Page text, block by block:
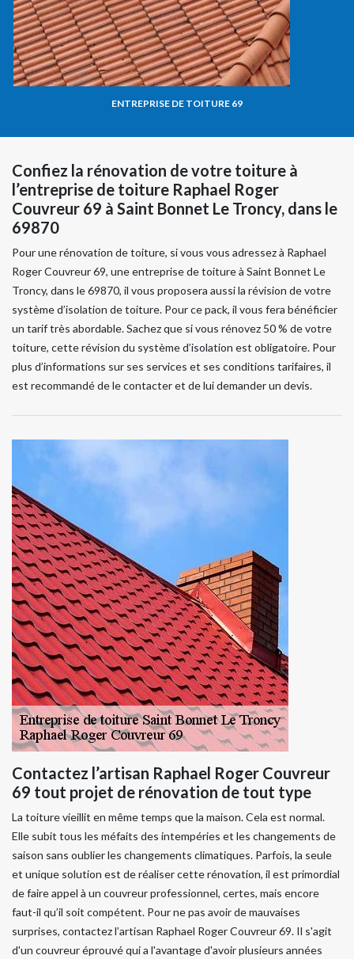
ENTREPRISE DE TOITURE 69
Confiez la rénovation de votre toiture à
l’entreprise de toiture Raphael Roger
Couvreur 69 à Saint Bonnet Le Troncy, dans le
69870
Pour une rénovation de toiture, si vous vous adressez à Raphael
Roger Couvreur 69, une entreprise de toiture à Saint Bonnet Le
Troncy, dans le 69870, il vous proposera aussi la révision de votre
système d’isolation de toiture. Pour ce pack, il vous fera bénéficier
un tarif très abordable. Sachez que si vous rénovez 50 % de votre
toiture, cette révision du système d’isolation est obligatoire. Pour
plus d’informations sur ses services et ses conditions tarifaires, il
est recommandé de le contacter et de lui demander un devis.
Contactez l’artisan Raphael Roger Couvreur
69 tout projet de rénovation de tout type
La toiture vieillit en même temps que la maison. Cela est normal.
Elle subit tous les méfaits des intempéries et les changements de
saison sans oublier les changements climatiques. Parfois, la seule
et unique solution est de réaliser cette rénovation, il est primordial
de faire appel à un couvreur professionnel, certes, mais encore
faut-il qu’il soit compétent. Pour ne pas avoir de mauvaises
surprises, contactez l’artisan Raphael Roger Couvreur 69. Il s'agit
d'un couvreur éprouvé qui a l'avantage d'avoir plusieurs années